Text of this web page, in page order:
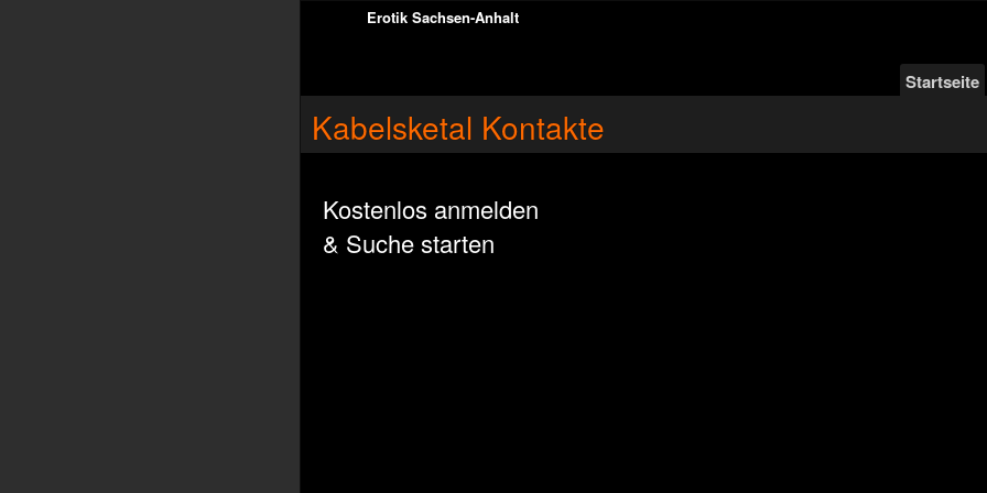
Erotik Sachsen-Anhalt
Startseite
Kabelsketal Kontakte
Kostenlos anmelden
& Suche starten